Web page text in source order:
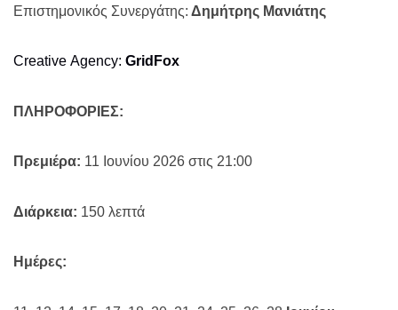
Επιστημονικός Συνεργάτης: Δημήτρης Μανιάτης
Creative Agency: GridFox
ΠΛΗΡΟΦΟΡΙΕΣ:
Πρεμιέρα: 11 Ιουνίου 2026 στις 21:00
Διάρκεια: 150 λεπτά
Ημέρες: